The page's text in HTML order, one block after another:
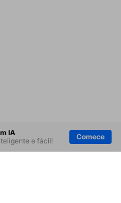
IA
e fácil!
Comece